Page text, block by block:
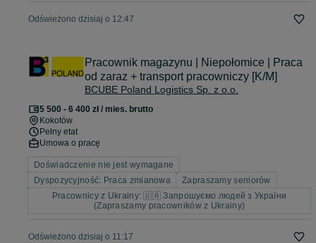
Odświeżono dzisiaj o 12:47
Pracownik magazynu | Niepołomice | Praca
od zaraz + transport pracowniczy [K/M]
BCUBE Poland Logistics Sp. z o.o.
5 500 - 6 400 zł / mies. brutto
Kokotów
Pełny etat
Umowa o pracę
Doświadczenie nie jest wymagane
Dyspozycyjność: Praca zmianowa
Zapraszamy seniorów
Pracownicy z Ukrainy: 🇺🇦 Запрошуємо людей з України
(Zapraszamy pracowników z Ukrainy)
Odświeżono dzisiaj o 11:17